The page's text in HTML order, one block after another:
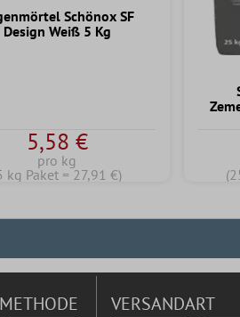
Schönox SF
Design Weiß 5 Kg
5,58 €
pro kg
kg Paket = 27,91 €)
VERSANDART